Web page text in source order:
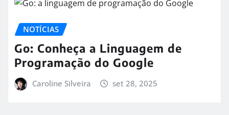
NOTÍCIAS
Go: Conheça a Linguagem de
Programação do Google
Caroline Silveira set 28, 2025